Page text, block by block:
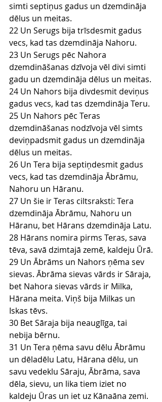
simti septiņus gadus un dzemdināja
dēlus un meitas.
22 Un Serugs bija trīsdesmit gadus
vecs, kad tas dzemdināja Nahoru.
23 Un Serugs pēc Nahora
dzemdināšanas dzīvoja vēl divi simti
gadu un dzemdināja dēlus un meitas.
24 Un Nahors bija divdesmit deviņus
gadus vecs, kad tas dzemdināja Teru.
25 Un Nahors pēc Teras
dzemdināšanas nodzīvoja vēl simts
deviņpadsmit gadus un dzemdināja
dēlus un meitas.
26 Un Tera bija septiņdesmit gadus
vecs, kad tas dzemdināja Ābrāmu,
Nahoru un Hāranu.
27 Un šie ir Teras ciltsraksti: Tera
dzemdināja Ābrāmu, Nahoru un
Hāranu, bet Hārans dzemdināja Latu.
28 Hārans nomira pirms Teras, sava
tēva, savā dzimtajā zemē, kaldeju Ūrā.
29 Un Ābrāms un Nahors ņēma sev
sievas. Ābrāma sievas vārds ir Sāraja,
bet Nahora sievas vārds ir Milka,
Hārana meita. Viņš bija Milkas un
Iskas tēvs.
30 Bet Sāraja bija neauglīga, tai
nebija bērnu.
31 Un Tera ņēma savu dēlu Ābrāmu
un dēladēlu Latu, Hārana dēlu, un
savu vedeklu Sāraju, Ābrāma, sava
dēla, sievu, un lika tiem iziet no
kaldeju Ūras un iet uz Kānaāna zemi.